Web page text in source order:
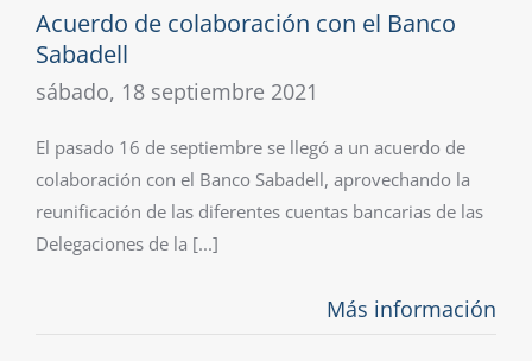
Acuerdo de colaboración con el Banco
Sabadell
sábado, 18 septiembre 2021
El pasado 16 de septiembre se llegó a un acuerdo de
colaboración con el Banco Sabadell, aprovechando la
reunificación de las diferentes cuentas bancarias de las
Delegaciones de la [...]
Más información